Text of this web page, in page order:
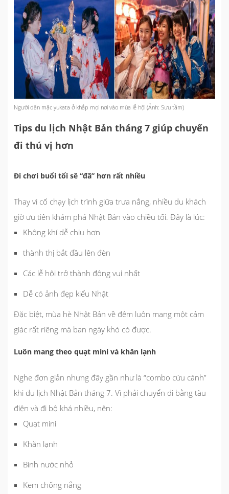
Người dân mặc yukata ở khắp mọi nơi vào mùa lễ hội (Ảnh: Sưu tầm)
Tips du lịch Nhật Bản tháng 7 giúp chuyến
đi thú vị hơn
Đi chơi buổi tối sẽ “đã” hơn rất nhiều
Thay vì cố chạy lịch trình giữa trưa nắng, nhiều du khách
giờ ưu tiên khám phá Nhật Bản vào chiều tối. Đây là lúc:
Không khí dễ chịu hơn
thành thị bắt đầu lên đèn
Các lễ hội trở thành đông vui nhất
Dễ có ảnh đẹp kiểu Nhật
Đặc biệt, mùa hè Nhật Bản về đêm luôn mang một cảm
giác rất riêng mà ban ngày khó có được.
Luôn mang theo quạt mini và khăn lạnh
Nghe đơn giản nhưng đây gần như là “combo cứu cánh”
khi du lịch Nhật Bản tháng 7. Vì phải chuyển di bằng tàu
điện và đi bộ khá nhiều, nên:
Quạt mini
Khăn lạnh
Bình nước nhỏ
Kem chống nắng